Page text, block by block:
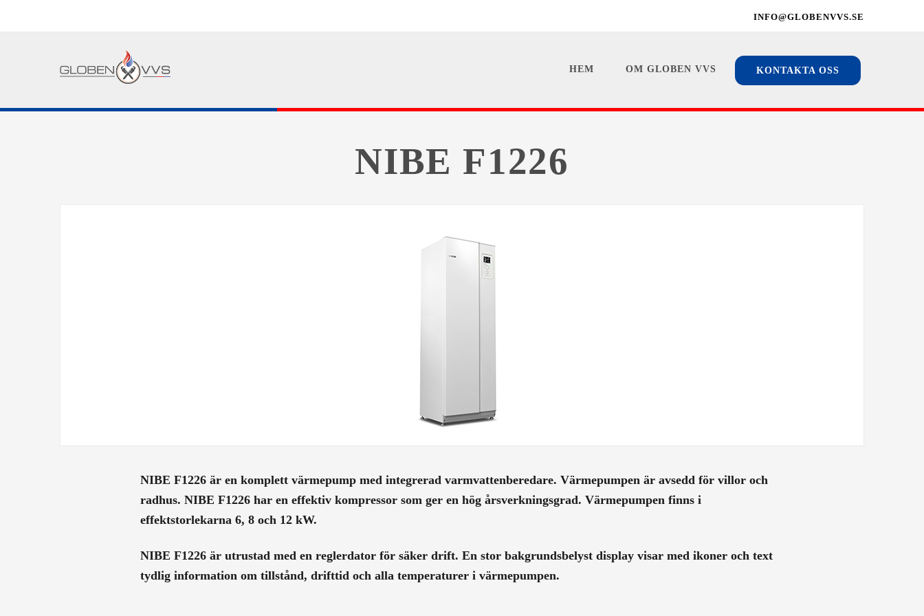
INFO@GLOBENVVS.SE
HEM OM GLOBEN VVS KONTAKTA OSS
NIBE F1226
NIBE F1226 är en komplett värmepump med integrerad varmvattenberedare. Värmepumpen är avsedd för villor och
radhus. NIBE F1226 har en effektiv kompressor som ger en hög årsverkningsgrad. Värmepumpen finns i
effektstorlekarna 6, 8 och 12 kW.
NIBE F1226 är utrustad med en reglerdator för säker drift. En stor bakgrundsbelyst display visar med ikoner och text
tydlig information om tillstånd, drifttid och alla temperaturer i värmepumpen.